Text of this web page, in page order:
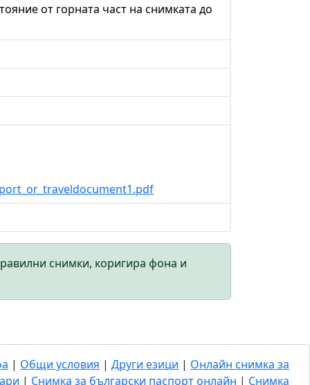
от горната част на снимката до
снимки, коригира фона и
| Общи условия | Други езици | Онлайн снимка за
| Снимка за български паспорт онлайн | Снимка